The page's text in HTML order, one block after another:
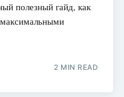
полезный гайд, как
2 MIN READ